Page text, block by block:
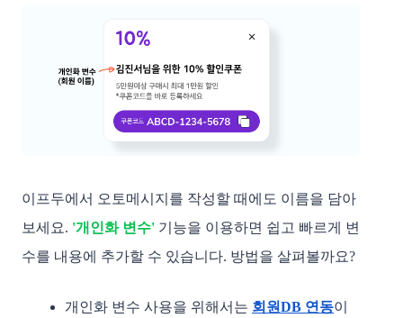
이프두에서 오토메시지를 작성할 때에도 이름을 담아
보세요. '개인화 변수' 기능을 이용하면 쉽고 빠르게 변
수를 내용에 추가할 수 있습니다. 방법을 살펴볼까요?
개인화 변수 사용을 위해서는 회원DB 연동이